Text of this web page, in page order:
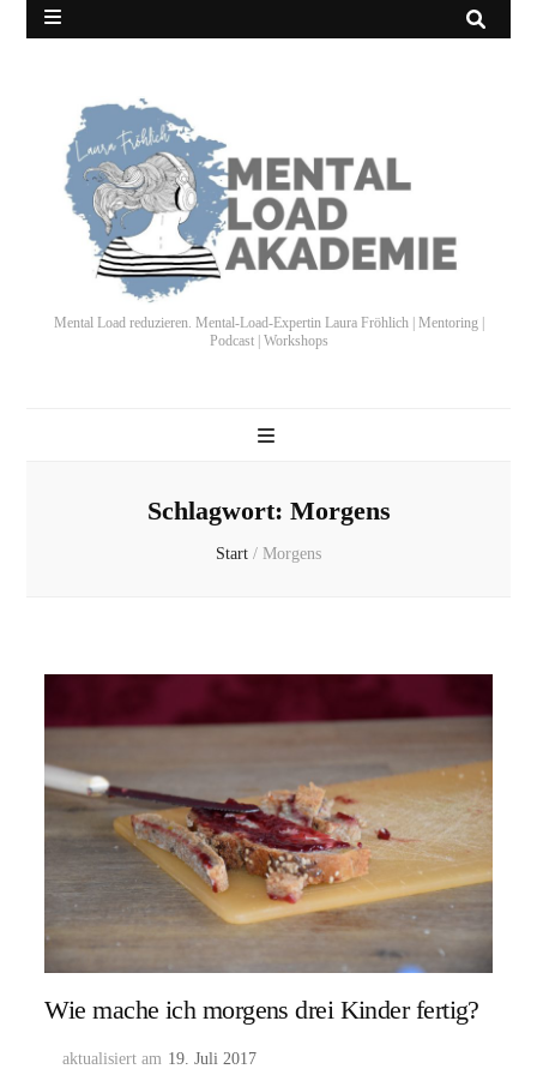
Mental Load reduzieren. Mental-Load-Expertin Laura Fröhlich | Mentoring |
Podcast | Workshops
Schlagwort: Morgens
Start / Morgens
Wie mache ich morgens drei Kinder fertig?
aktualisiert am 19. Juli 2017